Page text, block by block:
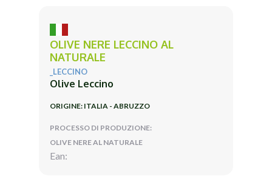
OLIVE NERE LECCINO AL
NATURALE
_LECCINO
Olive Leccino
ORIGINE: ITALIA - ABRUZZO
PROCESSO DI PRODUZIONE:
OLIVE NERE AL NATURALE
Ean: